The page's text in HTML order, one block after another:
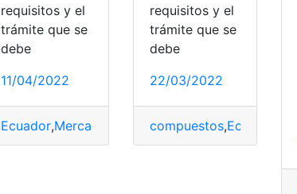
requisitos y el
trámite que se
debe
11/04/2022
Ecuador,Mercado de Quito,mercados municipales
requisitos y el
trámite que se
debe
22/03/2022
compuestos,Ecuador